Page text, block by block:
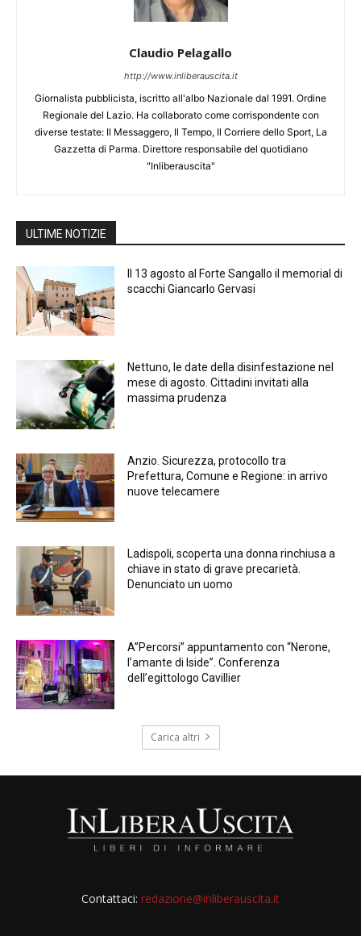
Claudio Pelagallo
http://www.inliberauscita.it
Giornalista pubblicista, iscritto all'albo Nazionale dal 1991. Ordine
Regionale del Lazio. Ha collaborato come corrispondente con
diverse testate: Il Messaggero, Il Tempo, Il Corriere dello Sport, La
Gazzetta di Parma. Direttore responsabile del quotidiano
"Inliberauscita"
ULTIME NOTIZIE
Il 13 agosto al Forte Sangallo il memorial di
scacchi Giancarlo Gervasi
Nettuno, le date della disinfestazione nel
mese di agosto. Cittadini invitati alla
massima prudenza
Anzio. Sicurezza, protocollo tra
Prefettura, Comune e Regione: in arrivo
nuove telecamere
Ladispoli, scoperta una donna rinchiusa a
chiave in stato di grave precarietà.
Denunciato un uomo
A”Percorsi” appuntamento con “Nerone,
l’amante di Iside”. Conferenza
dell’egittologo Cavillier
Carica altri
Contattaci: redazione@inliberauscita.it